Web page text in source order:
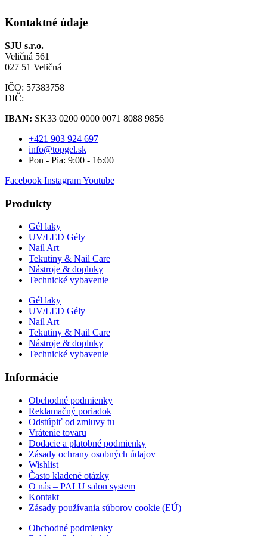
Kontaktné údaje
SJU s.r.o.
Veličná 561
027 51 Veličná
IČO: 57383758
DIČ:
IBAN: SK33 0200 0000 0071 8088 9856
+421 903 924 697
info@topgel.sk
Pon - Pia: 9:00 - 16:00
Facebook InstagramYoutube
Produkty
Gél laky
UV/LED Gély
Nail Art
Tekutiny & Nail Care
Nástroje & doplnky
Technické vybavenie
Gél laky
UV/LED Gély
Nail Art
Tekutiny & Nail Care
Nástroje & doplnky
Technické vybavenie
Informácie
Obchodné podmienky
Reklamačný poriadok
Odstúpiť od zmluvy tu
Vrátenie tovaru
Dodacie a platobné podmienky
Zásady ochrany osobných údajov
Wishlist
Často kladené otázky
O nás – PALU salon system
Kontakt
Zásady používania súborov cookie (EÚ)
Obchodné podmienky